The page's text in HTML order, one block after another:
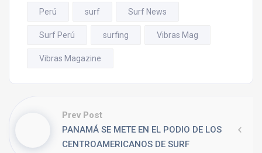
Perú surf Surf News
Surf Perú surfing Vibras Mag
Vibras Magazine
Prev Post
PANAMÁ SE METE EN EL PODIO DE LOS
CENTROAMERICANOS DE SURF